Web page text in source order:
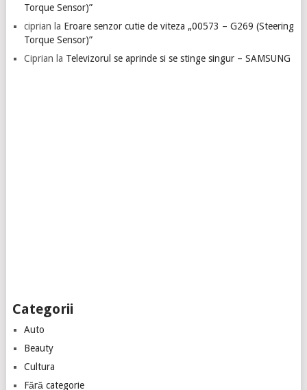
Torque Sensor)”
ciprian la Eroare senzor cutie de viteza „00573 – G269 (Steering
Torque Sensor)”
Ciprian la Televizorul se aprinde si se stinge singur – SAMSUNG
Categorii
Auto
Beauty
Cultura
Fără categorie